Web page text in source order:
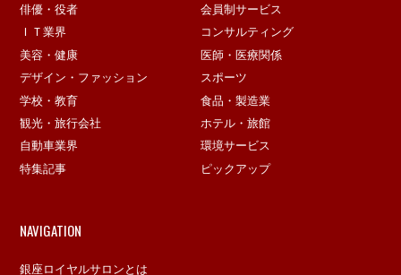
俳優・役者
会員制サービス
ＩＴ業界
コンサルティング
美容・健康
医師・医療関係
デザイン・ファッション
スポーツ
学校・教育
食品・製造業
観光・旅行会社
ホテル・旅館
自動車業界
環境サービス
特集記事
ピックアップ
NAVIGATION
銀座ロイヤルサロンとは